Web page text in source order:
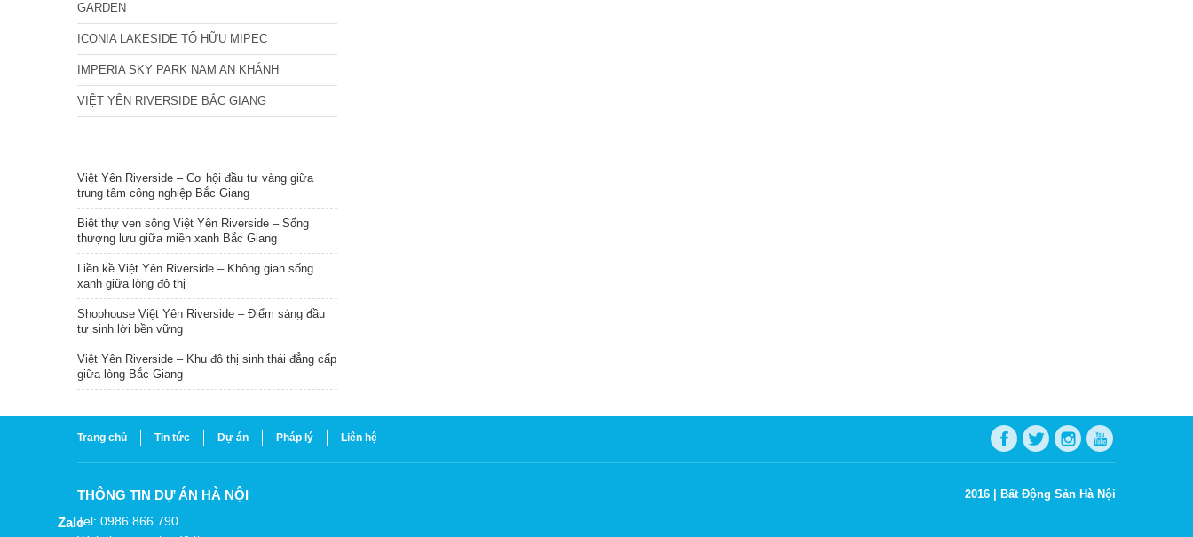
GARDEN
ICONIA LAKESIDE TỐ HỮU MIPEC
IMPERIA SKY PARK NAM AN KHÁNH
VIỆT YÊN RIVERSIDE BẮC GIANG
Việt Yên Riverside – Cơ hội đầu tư vàng giữa
trung tâm công nghiệp Bắc Giang
Biệt thự ven sông Việt Yên Riverside – Sống
thượng lưu giữa miền xanh Bắc Giang
Liền kề Việt Yên Riverside – Không gian sống
xanh giữa lòng đô thị
Shophouse Việt Yên Riverside – Điểm sáng đầu
tư sinh lời bền vững
Việt Yên Riverside – Khu đô thị sinh thái đẳng cấp
giữa lòng Bắc Giang
Trang chủ Tin tức Dự án Pháp lý Liên hệ
THÔNG TIN DỰ ÁN HÀ NỘI
Tel: 0986 866 790
2016 | Bất Động Sản Hà Nội
Zalo